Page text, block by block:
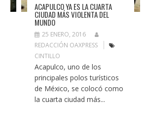
ACAPULCO YA ES LA CUARTA
CIUDAD MÁS VIOLENTA DEL
MUNDO
25 ENERO, 2016
REDACCIÓN OAXPRESS
CINTILLO
Acapulco, uno de los
principales polos turísticos
de México, se colocó como
la cuarta ciudad más...